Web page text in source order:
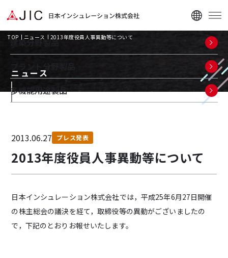
建築分野製品
プラント分野製品
多機能用途製品
ニュース
資料ダウンロード
TOP ニュース 2013年度役員人事異動等について
ニュース
2013.06.27 プレス発表
2013年度役員人事異動等について
日本インシュレーション株式会社では，平成25年6月27日開催
の株主総会の議決を経て，取締役等の異動がございましたの
で，下記のとおりお報せいたします。